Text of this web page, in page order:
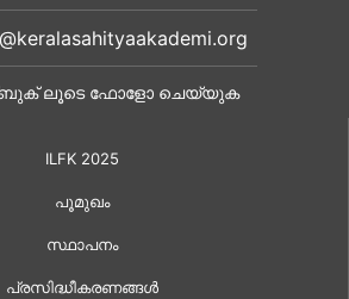
ലൂടെ ഫോളോ ചെയ്യുക
ILFK 2025
പൂമുഖം
സ്ഥാപനം
പ്രസിദ്ധീകരണങ്ങൾ